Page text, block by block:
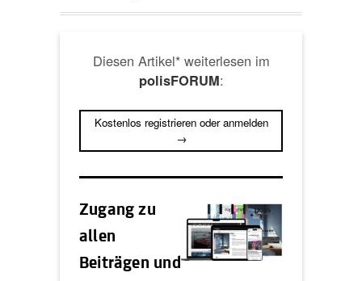
Diesen Artikel* weiterlesen im
polisFORUM:
Kostenlos registrieren oder anmelden
→
Zugang zu
allen
Beiträgen und